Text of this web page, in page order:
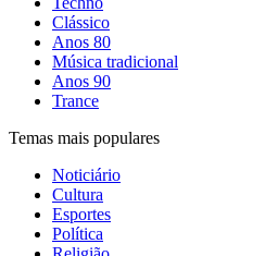
Clássico
Anos 80
Música tradicional
Anos 90
Trance
Temas mais populares
Noticiário
Cultura
Esportes
Política